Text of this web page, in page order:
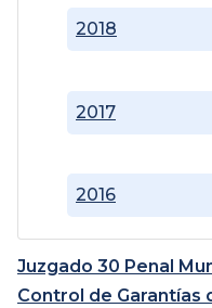
2016
2017
2018
Juzgado 30 Penal
Control de Garantías